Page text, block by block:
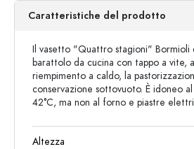
Caratteristiche del prodotto
Il vasetto "Quattro stagioni" Bormioli
barattolo da cucina con tappo a vite,
riempimento a caldo, la
conservazione sottovuoto. È idoneo
42°C, ma non al forno e piastre
Altezza